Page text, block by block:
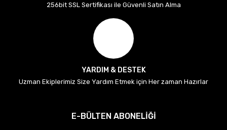
256bit SSL Sertifikası ile Güvenli Satın Alma
YARDIM & DESTEK
Uzman Ekiplerimiz Size Yardım Etmek için Her zaman Hazırlar
E-BÜLTEN ABONELİĞİ